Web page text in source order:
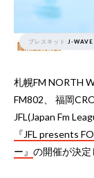
プレスキット: J-WAVE
札幌FM NORTH
FM802、 福岡
JFL(Japan Fm
『JFL presents
ー』 の開催が決定